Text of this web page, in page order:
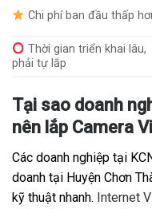
Chi phí ban đầu thấp
Thời gian triển khai lâu,
phải tự lắp
Tại sao doanh
nên lắp Camera
Các doanh nghiệp tại
doanh tại Huyện Chơn
kỹ thuật nhanh. Internet